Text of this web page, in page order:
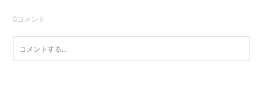
0コメント